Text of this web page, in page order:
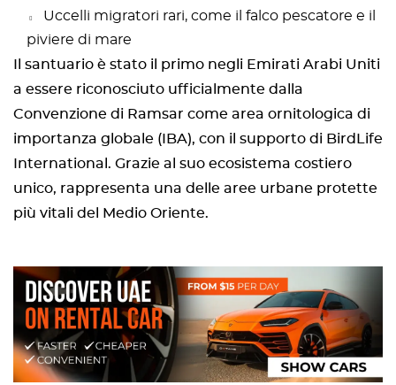
Uccelli migratori rari, come il falco pescatore e il
piviere di mare
Il santuario è stato il primo negli Emirati Arabi Uniti
a essere riconosciuto ufficialmente dalla
Convenzione di Ramsar come area ornitologica di
importanza globale (IBA), con il supporto di BirdLife
International. Grazie al suo ecosistema costiero
unico, rappresenta una delle aree urbane protette
più vitali del Medio Oriente.